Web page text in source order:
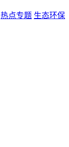
热点专题 生态环保